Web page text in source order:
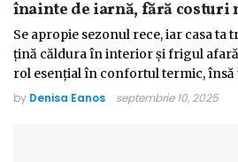
înainte de iarnă, fără costuri
Se apropie sezonul rece, iar casa ta
țină căldura în interior și frigul
rol esențial în confortul termic, însă
by Denisa Eanos septembrie 10, 2025